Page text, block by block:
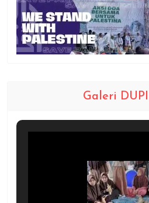
Galeri